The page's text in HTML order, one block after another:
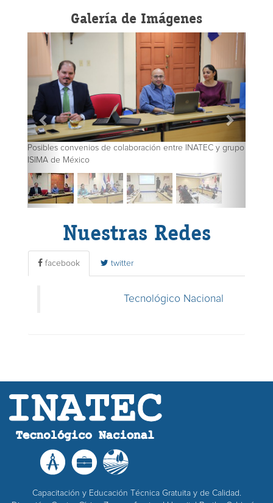
Galería de Imágenes
Posibles convenios de colaboración entre INATEC y grupo
ISIMA de México
Nuestras Redes
facebook twitter
Tecnológico Nacional
Capacitación y Educación Técnica Gratuita y de Calidad.